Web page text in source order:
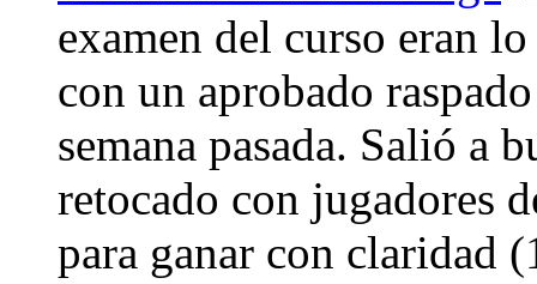
examen del curso eran
con un aprobado
semana pasada. Salió a
retocado con jugadores
para ganar con claridad